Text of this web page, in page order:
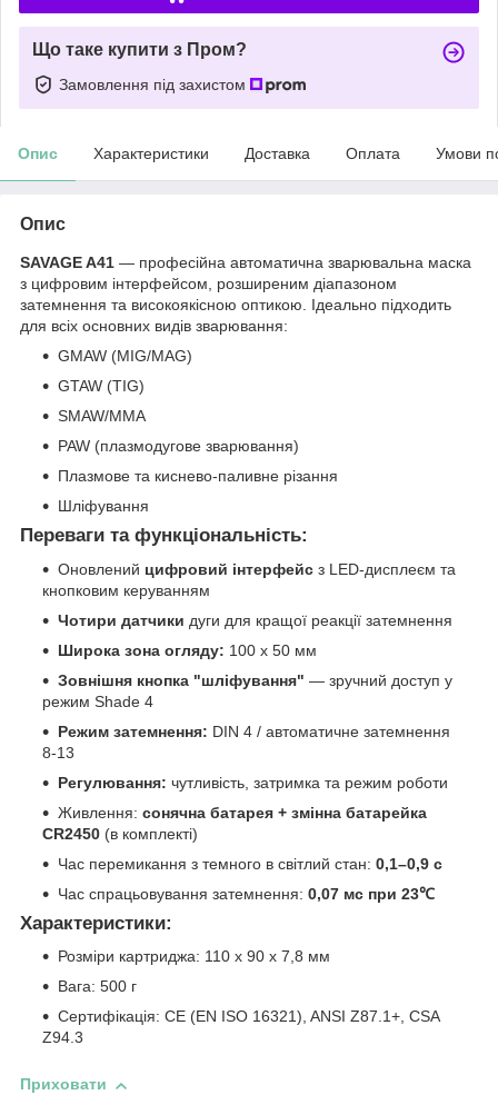
Що таке купити з Пром?
Замовлення під захистом
Опис Характеристики Доставка Оплата Умови
Опис
SAVAGE A41 — професійна автоматична зварювальна маска
з цифровим інтерфейсом, розширеним діапазоном
затемнення та високоякісною оптикою. Ідеально підходить
для всіх основних видів зварювання:
GMAW (MIG/MAG)
GTAW (TIG)
SMAW/MMA
PAW (плазмодугове зварювання)
Плазмове та киснево-паливне різання
Шліфування
Переваги та функціональність:
Оновлений цифровий інтерфейс з LED-дисплеєм та
кнопковим керуванням
Чотири датчики дуги для кращої реакції затемнення
Широка зона огляду: 100 x 50 мм
Зовнішня кнопка "шліфування" — зручний доступ у
режим Shade 4
Режим затемнення: DIN 4 / автоматичне затемнення
8-13
Регулювання: чутливість, затримка та режим роботи
Живлення: сонячна батарея + змінна батарейка
CR2450 (в комплекті)
Час перемикання з темного в світлий стан: 0,1–0,9 с
Час спрацьовування затемнення: 0,07 мс при 23℃
Характеристики:
Розміри картриджа: 110 x 90 x 7,8 мм
Вага: 500 г
Сертифікація: CE (EN ISO 16321), ANSI Z87.1+, CSA
Z94.3
Приховати